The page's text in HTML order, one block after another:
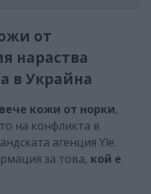
от
нараства
в Украйна
кожи от норки,
на конфликта в
агенция Yle.
за това, кой е